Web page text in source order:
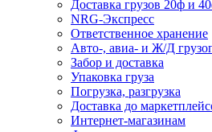
Доставка грузов 20ф и
NRG-Экспресс
Ответственное хранение
Авто-, авиа- и Ж/Д
Забор и доставка
Упаковка груза
Погрузка, разгрузка
Доставка до
Интернет-магазинам